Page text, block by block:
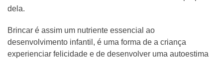
dela.
Brincar é assim um nutriente essencial ao
desenvolvimento infantil, é uma forma de a criança
experienciar felicidade e de desenvolver uma autoestima